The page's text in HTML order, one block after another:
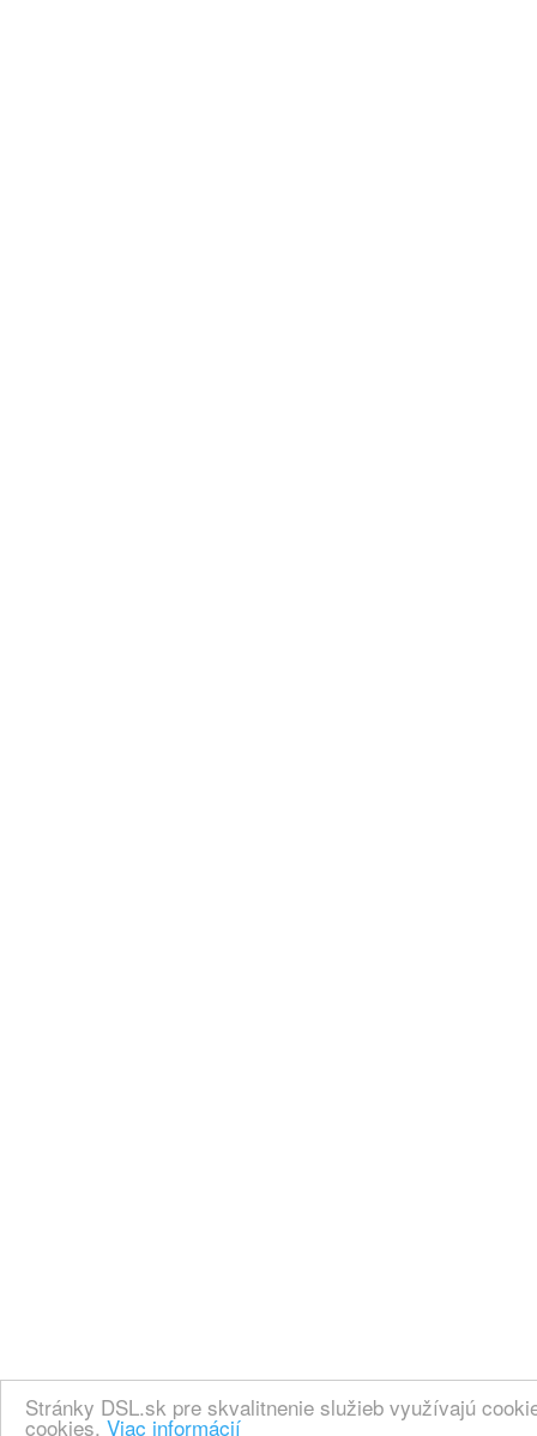
Stránky DSL.sk pre skvalitnenie služieb využívajú
cookies. Viac informácií